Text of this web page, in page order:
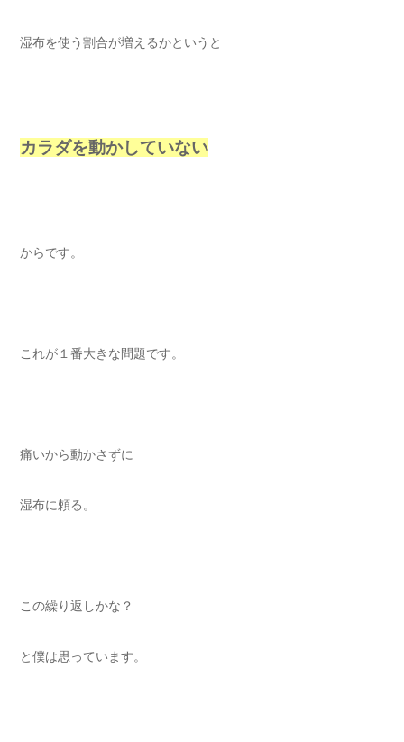
湿布を使う割合が増えるかというと
カラダを動かしていない
からです。
これが１番大きな問題です。
痛いから動かさずに
湿布に頼る。
この繰り返しかな？
と僕は思っています。